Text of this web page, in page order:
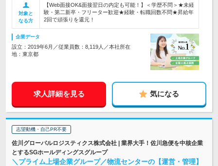
対象と
なる方
【Web面接OK&面接翌日の内定も可能！】＜学歴不問＞★未経
験・第二新卒・フリーター歓迎★経験・転職回数不問★昇給年
2回で頑張りを還元！
企業データ
設立：2019年6月／従業員数：8,119人／本社所在
地：東京都
求人詳細を見る 気になる
志望動機・自己PR不要
佐川グローバルロジスティクス株式会社 | 業界大手！佐川急便を中核企業
とするSGホールディングスグループ
＼プライム上場企業グループ／物流センターの【運営・管理】